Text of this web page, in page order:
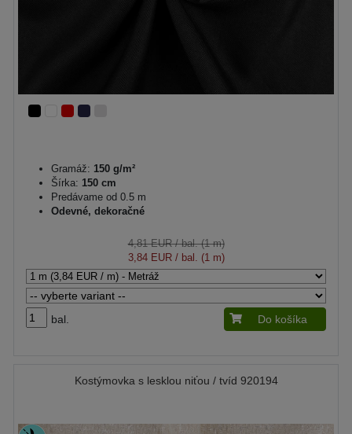
Gramáž: 150 g/m²
Šírka: 150 cm
Predávame od 0.5 m
Odevné, dekoračné
4,81 EUR/ bal. (1 m)
3,84 EUR/ bal. (1 m)
bal. Do košíka
Kostýmovka s lesklou niťou / tvíd 920194